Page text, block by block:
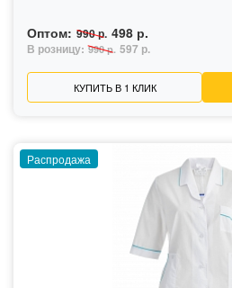
Оптом: 990 р. 498 р.
В розницу: 990 р. 597 р.
КУПИТЬ В 1 КЛИК
Распродажа